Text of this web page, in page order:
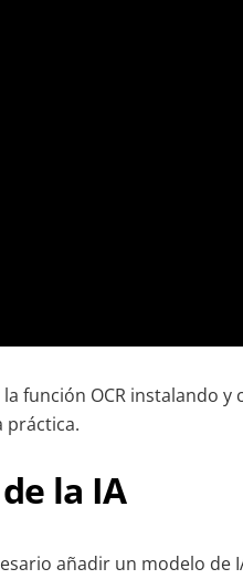
la función OCR instalando
práctica.
la IA
añadir un modelo de